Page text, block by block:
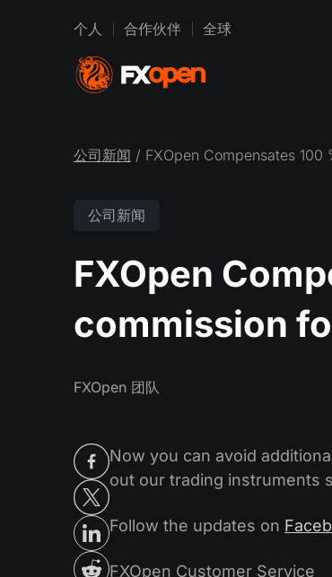
个人 合作伙伴 全球
公司新闻 / FXOpen Compensates
公司新闻
FXOpen
commission
FXOpen 团队
Now you can avoid
out our trading instruments
Follow the updates on
FXOpen Customer Service